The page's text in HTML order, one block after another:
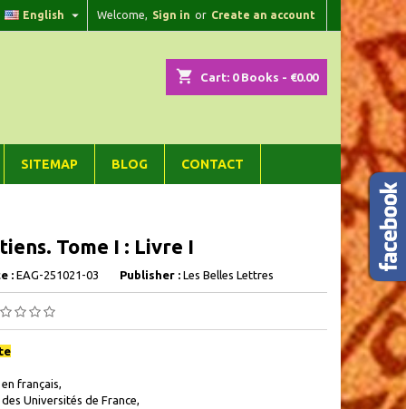
Welcome, Sign in or Create an account
English 
shopping_cart Cart: 0Books - €0.00
SITEMAP BLOG CONTACT
Tome I : Livre I
: EAG-251021-03 Publisher : Les Belles Lettres
français,
Universités de France,